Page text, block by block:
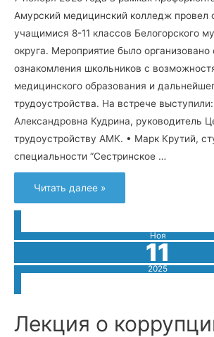
Амурский медицинский колледж провел
учащимися 8-11 классов Белогорского
округа. Мероприятие было
ознакомления школьников с
медицинского образования и
трудоустройства. На встрече
Александровна Кудрина, руководитель
трудоустройству АМК. • Марк Крутий,
специальности “Сестринское …
АМК
на
связи
Читать далее »
Ноя
11
2025
Лекция о